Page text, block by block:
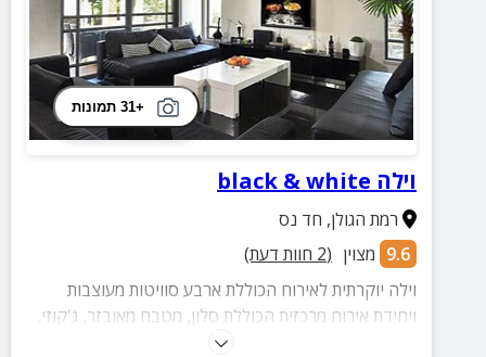
+31 תמונות
וילה black & white
רמת הגולן, חד נס
9.6 מצוין (
2 חוות דעת)
וילה יוקרתית לאירוח הכוללת ארבע סוויטות מעוצבות
ויחידת אירוח מרכזית הכוללת סלון, מטבח מאובזר, ג'קוזי,
ופינת אוכל. בחצר המתחם בריכה מחוממת ומקורה, בר,